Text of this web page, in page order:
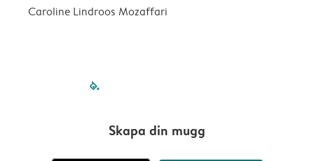
Caroline Lindroos Mozaffari
filled-pagination
Skapa din mugg